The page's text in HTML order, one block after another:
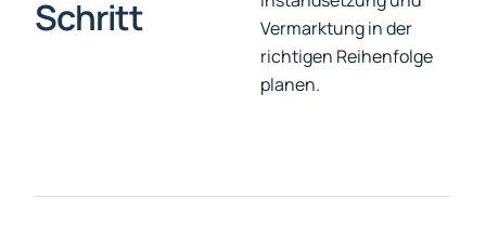
Schritt
Vermarktung in der
richtigen Reihenfolge
planen.